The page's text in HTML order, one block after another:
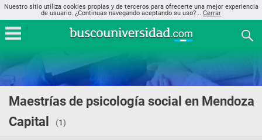
Nuestro sitio utiliza cookies propias y de terceros para ofrecerte una mejor experiencia
de usuario. ¿Continuas navegando aceptando su uso? .. Cerrar
Maestrías de psicología social en Mendoza
Capital
(1)